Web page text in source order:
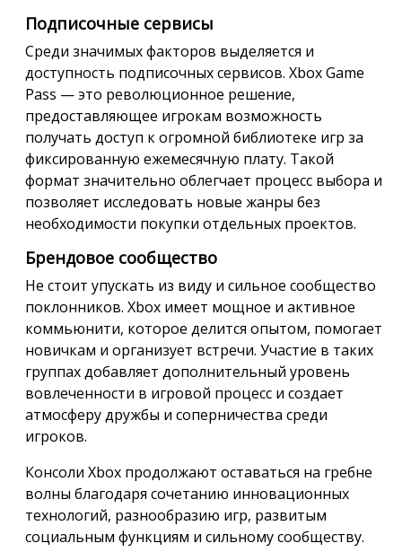
Подписочные сервисы
Среди значимых факторов выделяется и
доступность подписочных сервисов. Xbox Game
Pass — это революционное решение,
предоставляющее игрокам возможность
получать доступ к огромной библиотеке игр за
фиксированную ежемесячную плату. Такой
формат значительно облегчает процесс выбора и
позволяет исследовать новые жанры без
необходимости покупки отдельных проектов.
Брендовое сообщество
Не стоит упускать из виду и сильное сообщество
поклонников. Xbox имеет мощное и активное
коммьюнити, которое делится опытом, помогает
новичкам и организует встречи. Участие в таких
группах добавляет дополнительный уровень
вовлеченности в игровой процесс и создает
атмосферу дружбы и соперничества среди
игроков.
Консоли Xbox продолжают оставаться на гребне
волны благодаря сочетанию инновационных
технологий, разнообразию игр, развитым
социальным функциям и сильному сообществу.